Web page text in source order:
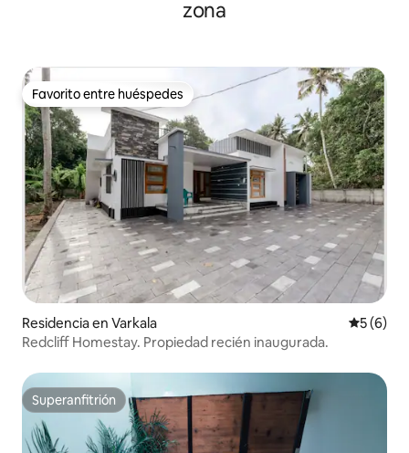
zona
Favorito entre huéspedes
Favorito entre huéspedes
Residencia en Varkala
5 (6)
Redcliff Homestay. Propiedad recién inaugurada.
Superanfitrión
Superanfitrión